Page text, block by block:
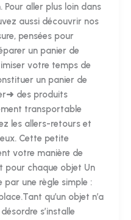
Pour aller plus loin dans
aussi découvrir nos
pensées pour
un panier de
votre temps de
un panier de
des produits
transportable
les allers-retours et
Cette petite
votre manière de
pour chaque objet Un
par une règle simple :
qu’un objet n’a
s’installe